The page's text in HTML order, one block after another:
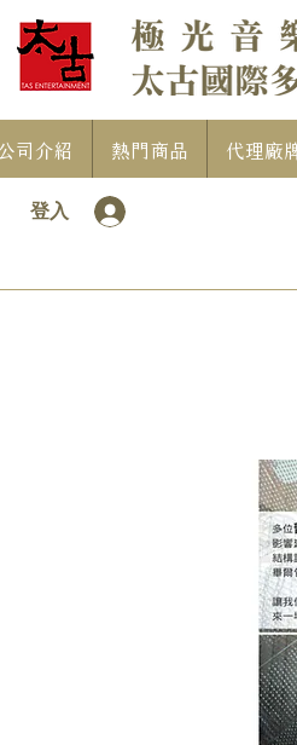
司介紹 熱門商品 代理廠
登入